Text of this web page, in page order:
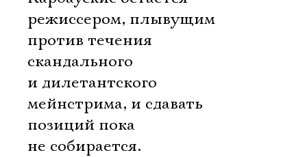
режиссером, плывущим
против течения
скандального
и дилетантского
мейнстрима, и сдавать
позиций пока
не собирается.